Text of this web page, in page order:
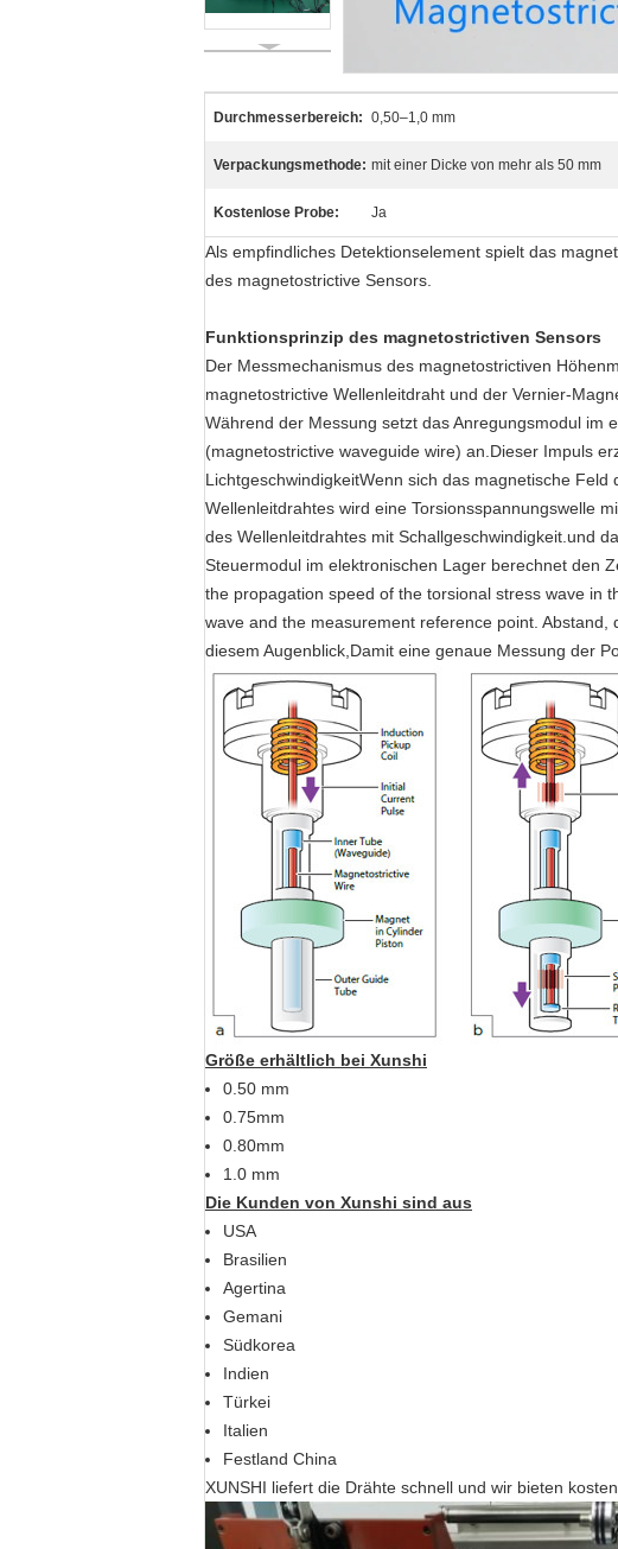
Durchmesserbereich: 0,50–1,0 mm
Verpackungsmethode: mit einer Dicke von mehr als 50 mm
Kostenlose Probe: Ja
Als empfindliches Detektionselement spielt das
des magnetostrictive Sensors.
Funktionsprinzip des magnetostrictiven Sensors
Der Messmechanismus des magnetostrictiven
magnetostrictive Wellenleitdraht und der Vernier-
Während der Messung setzt das Anregungsmodul im
(magnetostrictive waveguide wire) an.Dieser Impuls
LichtgeschwindigkeitWenn sich das magnetische
Wellenleitdrahtes wird eine Torsionsspannungswelle
des Wellenleitdrahtes mit Schallgeschwindigkeit.und
Steuermodul im elektronischen Lager berechnet den
the propagation speed of the torsional stress wave in
wave and the measurement reference point.
diesem Augenblick,Damit eine genaue Messung der
Größe erhältlich bei Xunshi
0.50 mm
0.75mm
0.80mm
1.0 mm
Die Kunden von Xunshi sind aus
USA
Brasilien
Agertina
Gemani
Südkorea
Indien
Türkei
Italien
Festland China
XUNSHI liefert die Drähte schnell und wir bieten